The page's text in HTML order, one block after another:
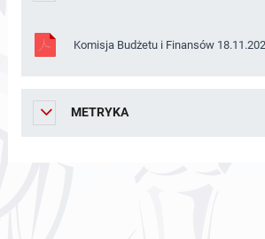
Komisja Budżetu i Finansów
METRYKA